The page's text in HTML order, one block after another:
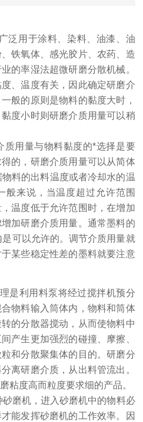
用于涂料、染料、油漆、油
铁氧体、感光胶片、农药、造
的率湿法超微研磨分散机械。
、温度有关，因此确定研磨介
般的原则是物料的黏度大时，
度小时则研磨介质用量可以稍
用量与物料黏度的*选择是要
的，研磨介质用量可以从简体
料的出料温度或者冷却水的温
般来说，当温度超过允许范围
温度低于允许范围时，在增加
加研磨介质用量。通常墨料的
可以允许的。调节介质用量就
某些稳定性差的墨料就要注意
利用料泵将经过搅拌机预分
物料输入筒体内，物料和筒体
的分散器搅动，从而使物料中
产生更加强烈的碰撞、摩擦、
和分散聚集体的目的。研磨分
离研磨介质，从出料管流出。
粘度高而粒度要求细的产品。
磨机，进入砂磨机中的物料必
能发挥砂磨机的工作效率。因